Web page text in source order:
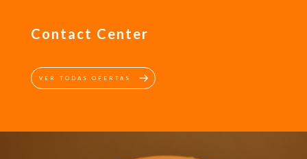
Contact Center
VER TODAS OFERTAS